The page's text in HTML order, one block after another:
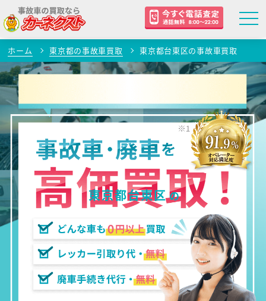
ホーム 東京都の事故車買取 東京都台東区の事故車買取
東京都台東区の